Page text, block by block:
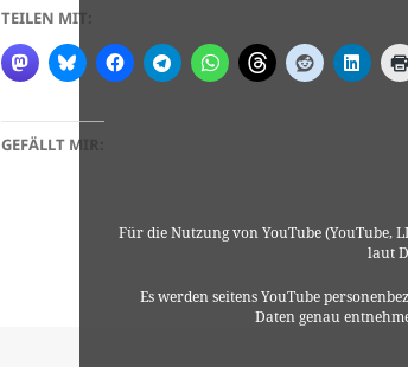
Für die Nutzung von YouTube (YouTube,
laut
Es werden seitens YouTube
Daten genau
TEILEN MIT:
GEFÄLLT MIR: